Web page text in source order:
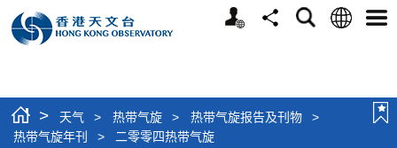
个
分
搜
语
选
> 天气 > 热带气旋 > 热带气旋报告及刊物
>
热带气旋年刊
> 二零零四热带气旋